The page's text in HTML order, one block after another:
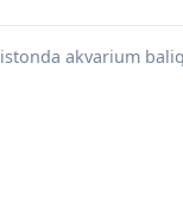
akvarium